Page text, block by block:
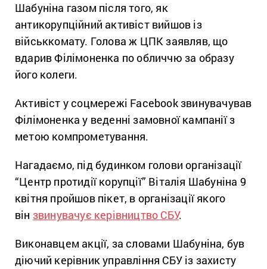
Шабуніна газом після того, як
антикорупційний активіст вийшов із
військкомату. Голова ж ЦПК заявляв, що
вдарив Філімоненка по обличчю за образу
його колеги.
Активіст у соцмережі Facebook звинувачував
Філімоненка у веденні замовної кампанії з
метою компрометування.
Нагадаємо, під будинком голови організації
“Центр протидії корупції” Віталія Шабуніна 9
квітня пройшов пікет, в організації якого
він звинувачує керівництво СБУ.
Виконавцем акції, за словами Шабуніна, був
діючий керівник управління СБУ із захисту